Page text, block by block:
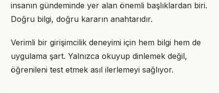
insanın gündeminde yer alan önemli başlıklardan biri.
Doğru bilgi, doğru kararın anahtarıdır.
Verimli bir girişimcilik deneyimi için hem bilgi hem de
uygulama şart. Yalnızca okuyup dinlemek değil,
öğrenileni test etmek asıl ilerlemeyi sağlıyor.